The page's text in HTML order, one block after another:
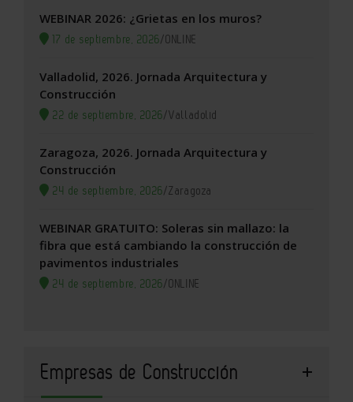
WEBINAR 2026: ¿Grietas en los muros?
17 de septiembre, 2026/ONLINE
Valladolid, 2026. Jornada Arquitectura y
Construcción
22 de septiembre, 2026/Valladolid
Zaragoza, 2026. Jornada Arquitectura y
Construcción
24 de septiembre, 2026/Zaragoza
WEBINAR GRATUITO: Soleras sin mallazo: la
fibra que está cambiando la construcción de
pavimentos industriales
24 de septiembre, 2026/ONLINE
Empresas de Construcción